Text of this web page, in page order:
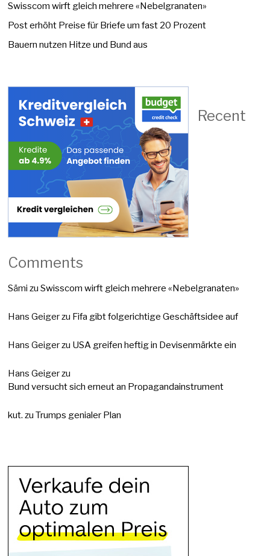
Swisscom wirft gleich mehrere «Nebelgranaten»
Post erhöht Preise für Briefe um fast 20 Prozent
Bauern nutzen Hitze und Bund aus
Recent
Comments
Sämi zuSwisscom wirft gleich mehrere «Nebelgranaten»
Hans Geigerzu Fifa gibt folgerichtige Geschäftsidee auf
Hans Geigerzu USA greifen heftig in Devisenmärkte ein
Hans Geigerzu
Bund versucht sich erneut an Propagandainstrument
kut. zuTrumps genialer Plan